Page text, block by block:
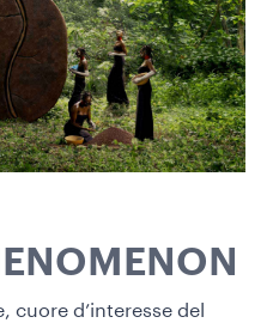
cuore d’interesse del